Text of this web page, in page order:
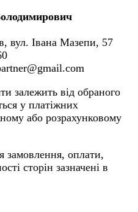
вул. Івана Мазепи, 57
залежить від обраного
у платіжних
або розрахунковому
замовлення, оплати,
сторін зазначені в